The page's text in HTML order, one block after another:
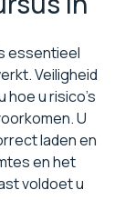
essentieel
Veiligheid
hoe u risico's
U
laden en
en het
voldoet u